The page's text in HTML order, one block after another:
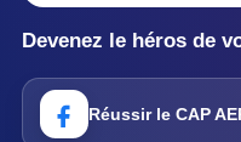
Devenez le héros de
Réussir le CAP